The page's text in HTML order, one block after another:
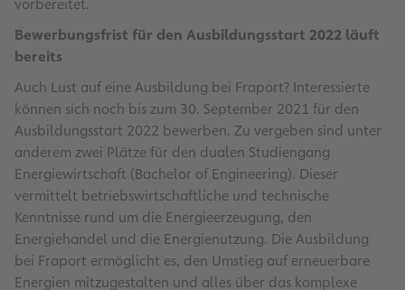
vorbereitet.
Bewerbungsfrist für den Ausbildungsstart 2022 läuft
bereits
Auch Lust auf eine Ausbildung bei Fraport? Interessierte
können sich noch bis zum 30. September 2021 für den
Ausbildungsstart 2022 bewerben. Zu vergeben sind unter
anderem zwei Plätze für den dualen Studiengang
Energiewirtschaft (Bachelor of Engineering). Dieser
vermittelt betriebswirtschaftliche und technische
Kenntnisse rund um die Energieerzeugung, den
Energiehandel und die Energienutzung. Die Ausbildung
bei Fraport ermöglicht es, den Umstieg auf erneuerbare
Energien mitzugestalten und alles über das komplexe